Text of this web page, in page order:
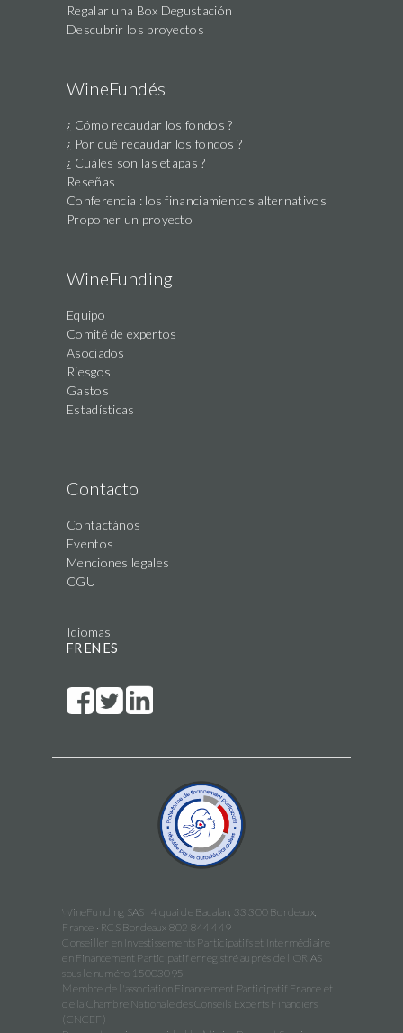
Regalar una Box Degustación
Descubrir los proyectos
WineFundés
¿ Cómo recaudar los fondos ?
¿ Por qué recaudar los fondos ?
¿ Cuáles son las etapas ?
Reseñas
Conferencia : los financiamientos alternativos
Proponer un proyecto
WineFunding
Equipo
Comité de expertos
Asociados
Riesgos
Gastos
Estadísticas
Contacto
Contactános
Eventos
Menciones legales
CGU
Idiomas
FR EN ES
WineFunding SAS · 4 quai de Bacalan, 33 300 Bordeaux,
France · RCS Bordeaux 802 844 449
Conseiller en Investissements Participatifs et Intermédiaire
en Financement Participatif enregistré auprès de l'ORIAS
sous le numéro 15003095
Membre de l'association Financement Participatif France et
de la Chambre Nationale des Conseils Experts Financiers
(CNCEF)